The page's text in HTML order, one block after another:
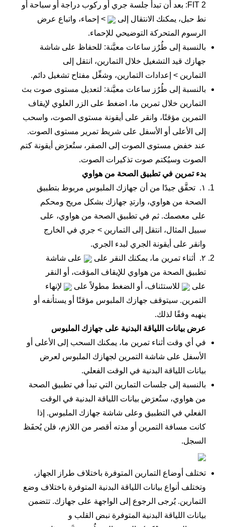
FIT 2: بعد أن تبدأ جلسة جري أو ركوب دراجة أو سباحة أو
نط حبل، يمكنك الانتقال إلى
> إحماء، واتباع عرض
الرسوم المتحركة التوضيحي للإحماء.
بالنسبة إلى طُرُز ساعات معيَّنة: للحفاظ على شاشة
جهازك قيد التشغيل خلال التمارين، انتقل إلى
التمارين > إعدادات التمارين، وشغِّل مفتاحتشغيل دائم.
بالنسبة إلى طُرُز ساعات معيَّنة: لتعديل مستوى صوت بث
التمارين خلال تمرين ما، اضغط على الزر العلوي لإيقاف
التمرين مؤقتًا، وانقر على أيقونة مستوى الصوت، واسحب
إلى الأعلى أو الأسفل على شريط تمرير مستوى الصوت.
عند خفض مستوى الصوت إلى الصفر، ستُعرَض أيقونة كتم
الصوت وسيُكتم صوت تذكيرات الصوت.
بدء تمرين في تطبيق الصحة من هواوي
١.
تحقَّق جيدًا من أن جهازك الملبوس مربوط بتطبيق
الصحة من هواوي، وارتدِ جهازك بشكل مريح ومحكم
على معصمك. ثم في تطبيق الصحة من هواوي، على
سبيل المثال، انتقل إلى التمارين > جري في الخارج
وانقر على أيقونة الجري لبدء الجري.
٢.
أثناء تمرين ما، يمكنك النقر على
على شاشة
تطبيق الصحة من هواوي للإيقاف المؤقت، أو النقر
على
للاستئناف، أو الضغط مطولاً على
لإنهاء
التمرين. سيتوقف جهازك الملبوس مؤقتًا أو يستأنفه أو
ينهيه وفقًا لذلك.
عرض بيانات اللياقة البدنية على جهازك الملبوس
في أي وقت أثناء تمرين ما، يمكنك السحب إلى الأعلى أو
الأسفل على شاشة التمرين لجهازك الملبوس لعرض
بيانات اللياقة البدنية في الوقت الفعلي.
بالنسبة إلى جلسات التمارين التي تبدأ في تطبيق الصحة
من هواوي، ستُعرَض بيانات اللياقة البدنية في الوقت
الفعلي في التطبيق وعلى شاشة جهازك الملبوس. إذا
كانت مسافة التمرين أو مدته أقصر من اللازم، فلن يُحفَظ
السجل.
تختلف أوضاع التمارين المتوفرة باختلاف طراز الجهاز،
وتختلف أنواع بيانات اللياقة البدنية المتوفرة باختلاف وضع
التمارين. يُرجى الرجوع إلى الواجهة على جهازك. تتضمن
بيانات اللياقة البدنية المتوفرة نبض القلب و